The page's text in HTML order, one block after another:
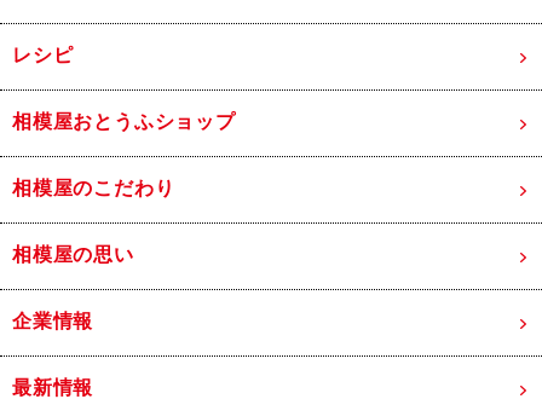
レシピ
相模屋おとうふショップ
相模屋のこだわり
相模屋の思い
企業情報
最新情報